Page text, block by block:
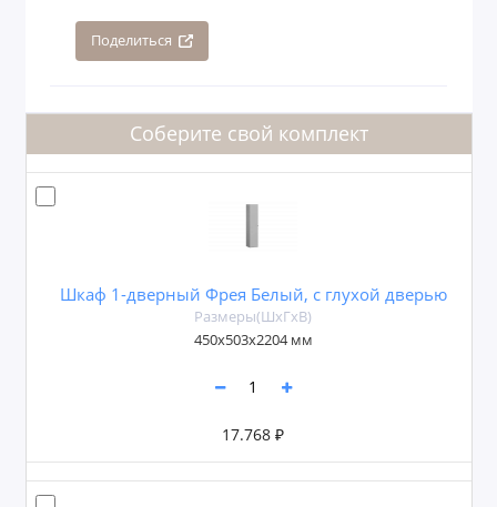
Поделиться
Соберите свой комплект
Шкаф 1-дверный Фрея Белый, с глухой дверью
Размеры(ШxГxВ)
450х503х2204 мм
17.768 ₽